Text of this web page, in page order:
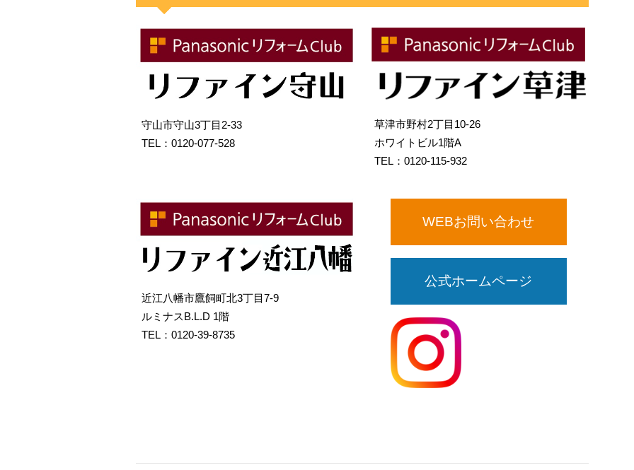
守山市守山3丁目2-33
TEL：0120-077-528
草津市野村2丁目10-26
ホワイトビル1階A
TEL：0120-115-932
近江八幡市鷹飼町北3丁目7-9
ルミナスB.L.D 1階
TEL：0120-39-8735
WEBお問い合わせ
公式ホームページ